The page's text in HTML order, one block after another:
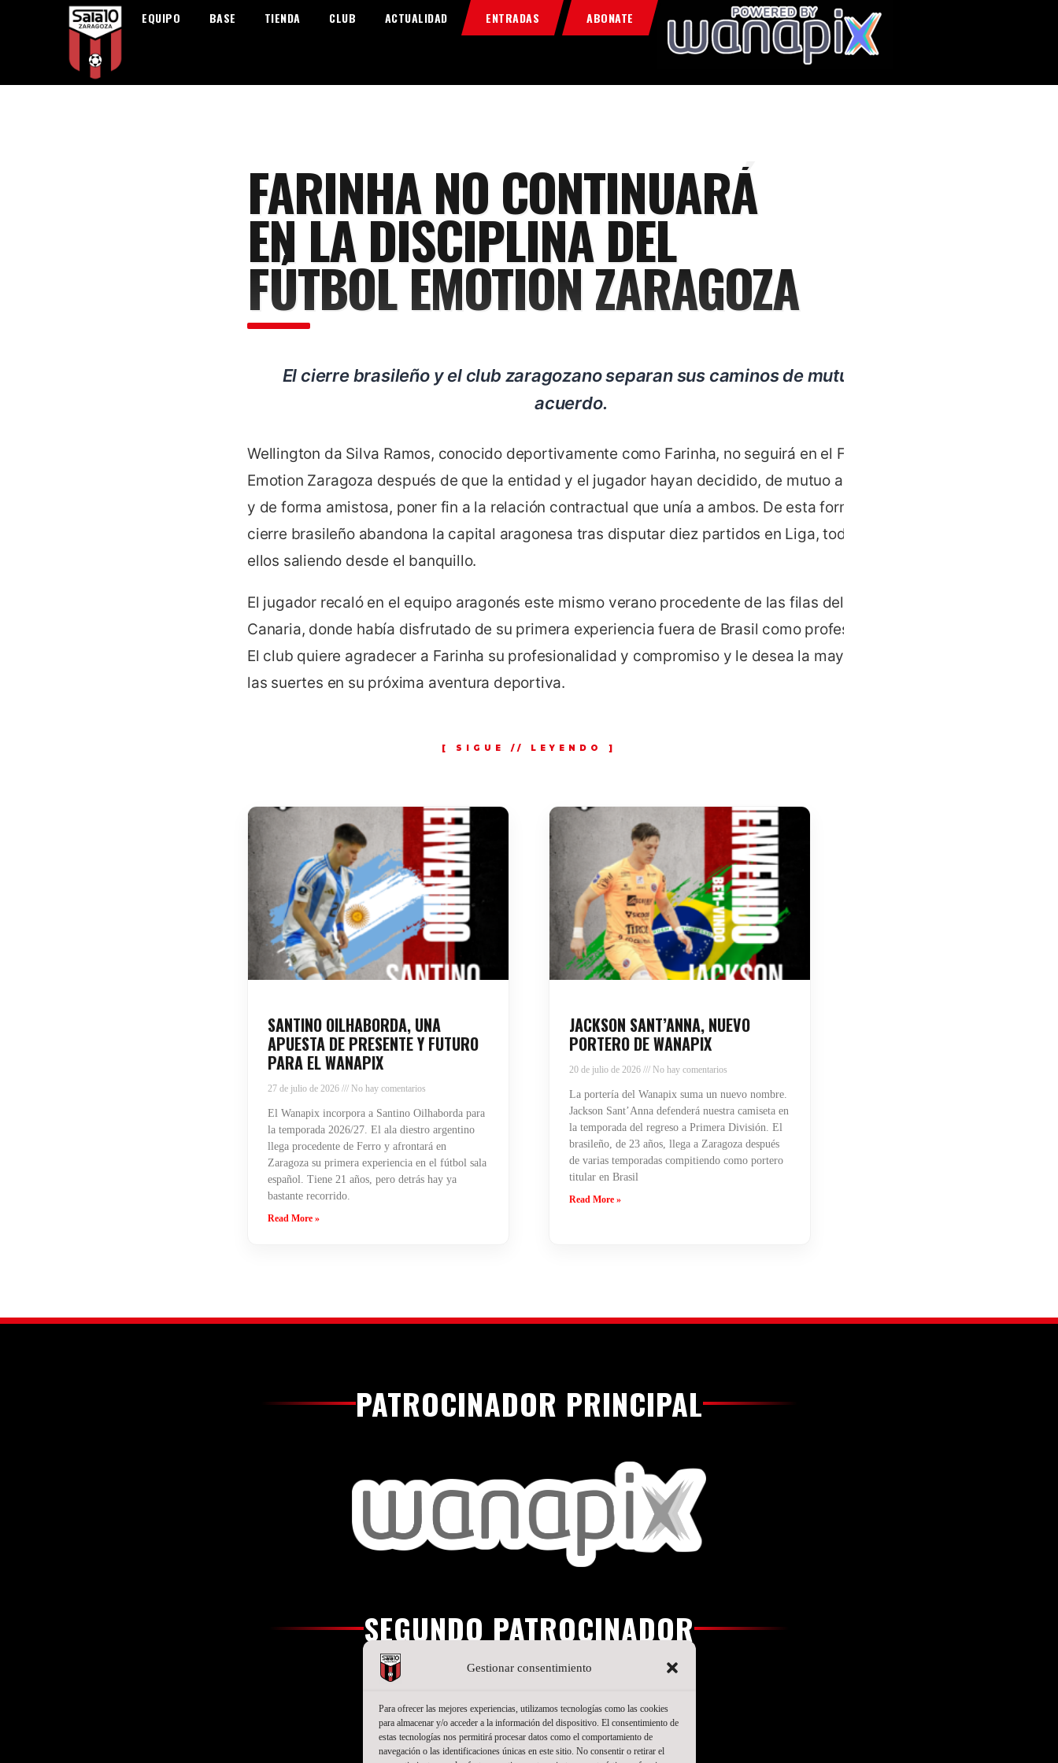
Gestionar consentimiento
Para ofrecer las mejores experiencias, utilizamos tecnologías como las cookies
para almacenar y/o acceder a la información del dispositivo. El consentimiento de
estas tecnologías nos permitirá procesar datos como el comportamiento de
navegación o las identificaciones únicas en este sitio. No consentir o retirar el
EQUIPO BASE TIENDA CLUB ACTUALIDAD ENTRADAS ABONATE
Home
Food & Drink
FARINHA NO CONTINUARÁ
EN LA DISCIPLINA DEL
FÚTBOL EMOTION ZARAGOZA
El cierre brasileño y el club zaragozano separan sus caminos de mutuo
acuerdo.
Wellington da Silva Ramos, conocido deportivamente como Farinha, no seguirá en el Fútbol
Emotion Zaragoza después de que la entidad y el jugador hayan decidido, de mutuo acuerdo
y de forma amistosa, poner fin a la relación contractual que unía a ambos. De esta forma, el
cierre brasileño abandona la capital aragonesa tras disputar diez partidos en Liga, todos
ellos saliendo desde el banquillo.
El jugador recaló en el equipo aragonés este mismo verano procedente de las filas del Gran
Canaria, donde había disfrutado de su primera experiencia fuera de Brasil como profesional.
El club quiere agradecer a Farinha su profesionalidad y compromiso y le desea la mayor de
las suertes en su próxima aventura deportiva.
SANTINO OILHABORDA, UNA
APUESTA DE PRESENTE Y FUTURO
PARA EL WANAPIX
27 de julio de 2026 No hay comentarios
El Wanapix incorpora a Santino Oilhaborda para
la temporada 2026/27. El ala diestro argentino
llega procedente de Ferro y afrontará en
Zaragoza su primera experiencia en el fútbol sala
español. Tiene 21 años, pero detrás hay ya
bastante recorrido.
Read More »
JACKSON SANT’ANNA, NUEVO
PORTERO DE WANAPIX
20 de julio de 2026 No hay comentarios
La portería del Wanapix suma un nuevo nombre.
Jackson Sant’Anna defenderá nuestra camiseta en
la temporada del regreso a Primera División. El
brasileño, de 23 años, llega a Zaragoza después
de varias temporadas compitiendo como portero
titular en Brasil
Read More »
PATROCINADOR PRINCIPAL
SEGUNDO PATROCINADOR